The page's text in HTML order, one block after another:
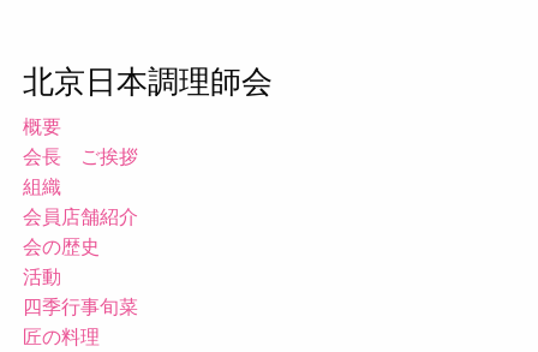
北京日本調理師会
概要
会長 ご挨拶
組織
会員店舗紹介
会の歴史
活動
四季行事旬菜
匠の料理